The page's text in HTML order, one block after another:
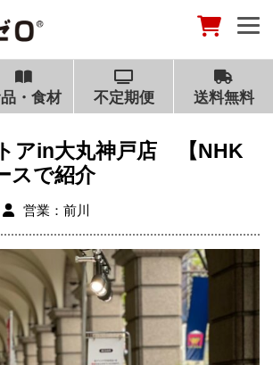
・食材 不定期便 送料無料
アin大丸神戸店 【NHK
スで紹介
営業：前川